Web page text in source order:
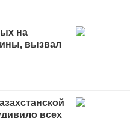
на
вызвал
всех